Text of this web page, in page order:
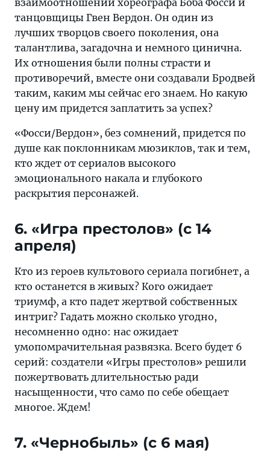
взаимоотношений хореографа Боба Фосси и
танцовщицы Гвен Вердон. Он один из
лучших творцов своего поколения, она
талантлива, загадочна и немного цинична.
Их отношения были полны страсти и
противоречий, вместе они создавали Бродвей
таким, каким мы сейчас его знаем. Но какую
цену им придется заплатить за успех?
«Фосси/Вердон», без сомнений, придется по
душе как поклонникам мюзиклов, так и тем,
кто ждет от сериалов высокого
эмоционального накала и глубокого
раскрытия персонажей.
6. «Игра престолов» (c 14
апреля)
Кто из героев культового сериала погибнет, а
кто останется в живых? Кого ожидает
триумф, а кто падет жертвой собственных
интриг? Гадать можно сколько угодно,
несомненно одно: нас ожидает
умопомрачительная развязка. Всего будет 6
серий: создатели «Игры престолов» решили
пожертвовать длительностью ради
насыщенности, что само по себе обещает
многое. Ждем!
7. «Чернобыль» (c 6 мая)